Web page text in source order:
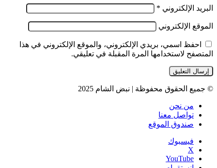
البريد الإلكتروني *
الموقع الإلكتروني
احفظ اسمي، بريدي الإلكتروني، والموقع الإلكتروني في هذا
المتصفح لاستخدامها المرة المقبلة في تعليقي.
© جميع الحقوق محفوظة | نبض الشام 2025
من نحن
تواصل معنا
صندوق الموقع
فيسبوك
‫X
‫YouTube